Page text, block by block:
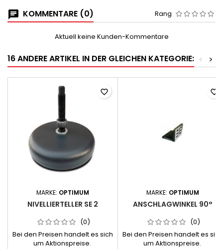
KOMMENTARE (0) Rang
Aktuell keine Kunden-Kommentare
16 ANDERE ARTIKEL IN DER GLEICHEN KATEGORIE: >
<
MARKE: OPTIMUM
NIVELLIERTELLER SE 2
(0)
Bei den Preisen handelt es sich
um Aktionspreise.
favorite_border
MARKE: OPTIMUM
ANSCHLAGWINKEL 90°
(0)
Bei den Preisen handelt es sich
um Aktionspreise.
favorite_border